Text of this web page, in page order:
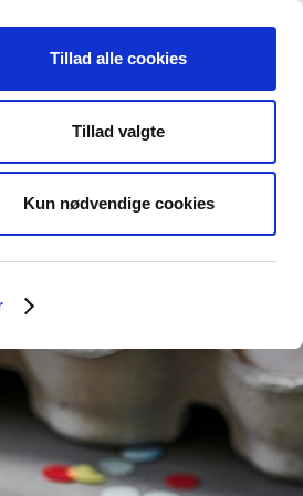
Tillad alle cookies
Tillad valgte
Kun nødvendige cookies